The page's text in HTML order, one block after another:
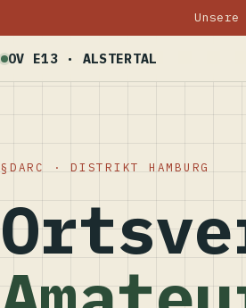
Unsere
OV E13 · ALSTERTAL
DARC · DISTRIKT HAMBURG